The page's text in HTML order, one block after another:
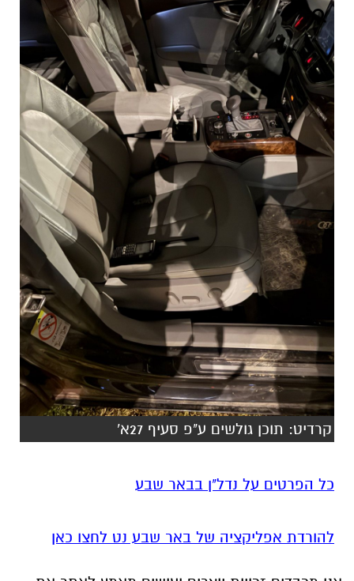
קרדיט: תוכן גולשים ע"פ סעיף 27א'
כל הפרטים על נדל"ן בבאר שבע
להורדת אפליקציה של באר שבע נט לחצו כאן